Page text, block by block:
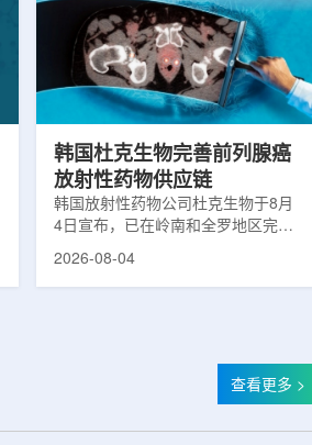
CT扫描仪BodyTom与Accuray机器
人放射外科平台CyberKnife相结合。
该合作方向旨在把高分辨率三维成像
能力与图像引导机器人放射外科技术
连接起来，使医务人员能够更准确地
韩国杜克生物完善前列腺癌
放射性药物供应链
韩国放射性药物公司杜克生物于8月
4日宣布，已在岭南和全罗地区完成
前列腺癌诊断用放射性药物
均已纳入其供应范围。据韩国卫生福
利部国家癌症登记处数据，2023年
2026-08-04
查看更多 >